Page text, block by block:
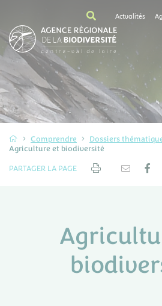
Actualités
Comprendre
Dossiers
Agriculture et biodiversité
PARTAGER LA PAGE